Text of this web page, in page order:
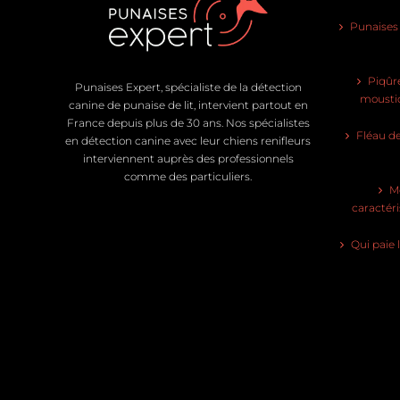
Punaises Expert, spécialiste de la détection
canine de punaise de lit, intervient partout en
France depuis plus de 30 ans. Nos spécialistes
en détection canine avec leur chiens renifleurs
interviennent auprès des professionnels
comme des particuliers.
Fléau
Qui paie